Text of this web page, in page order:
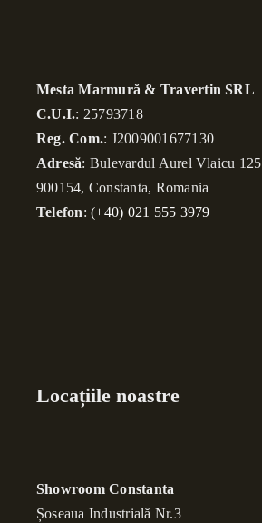
Mesta Marmură & Travertin SRL
C.U.I.: 25793718
Reg. Com.: J2009001677130
Adresă: Bulevardul Aurel Vlaicu 125
900154, Constanta, Romania
Telefon:(+40) 021 555 3979
Locațiile noastre
Showroom Constanta
Șoseaua Industrială Nr.3